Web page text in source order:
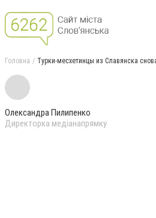
Головна Турки-месхетинцы из Славянска
Олександра Пилипенко
Директорка медіанапрямку